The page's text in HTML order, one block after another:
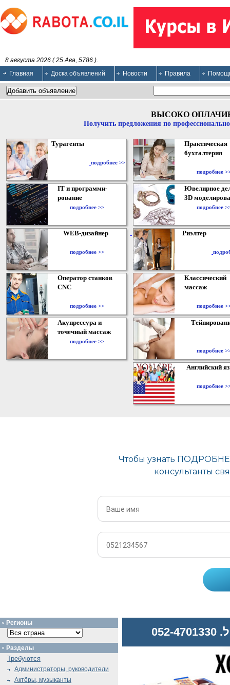
8 августа 2026 ( 25 Ава, 5786 ).
Главная
Доска объявлений Новости Правила
ВЫСОКО
Получить предложения по
Турагенты
подробнее >>
Практическая
бухгалтерия
подробнее
IT и программи-
рование
подробнее >>
Ювелирное
3D
подробнее
WEB-дизайнер
подробнее >>
Риэлтер
Оператор станков
CNC
подробнее >>
Классический
массаж
подробнее
Акупрессура и
точечный массаж
подробнее >>
подробнее
Английский
подробнее
Регионы
Разделы
Требуются
Администраторы, руководители
Актёры, музыканты